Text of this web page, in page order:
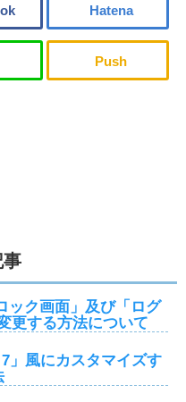
事
ック画面」及び「ログ
更する方法について
」風にカスタマイズす